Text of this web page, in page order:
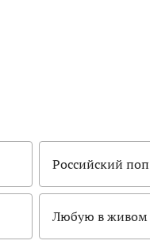
Российский поп
Любую в живом